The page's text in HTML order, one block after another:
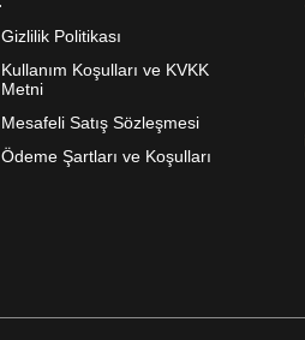
Gizlilik Politikası
Kullanım Koşulları ve KVKK
Metni
Mesafeli Satış Sözleşmesi
Ödeme Şartları ve Koşulları